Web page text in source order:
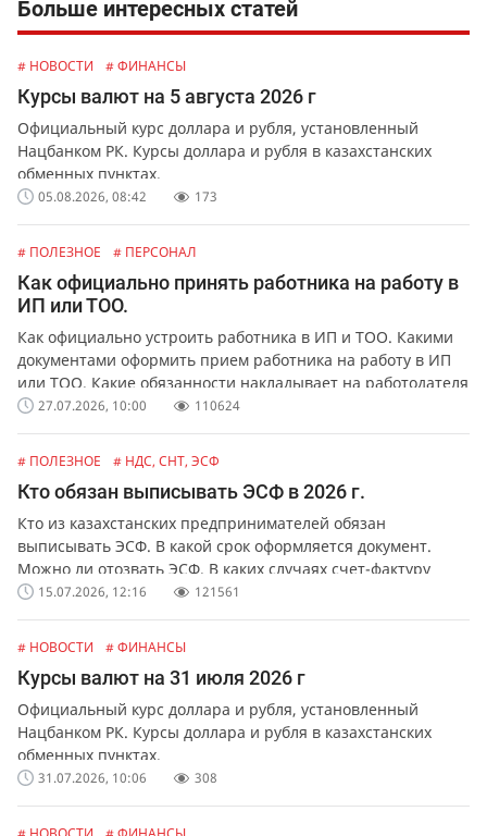
Больше интересных статей
# НОВОСТИ # ФИНАНСЫ
Курсы валют на 5 августа 2026 г
Официальный курс доллара и рубля, установленный
Нацбанком РК. Курсы доллара и рубля в казахстанских
обменных пунктах.
05.08.2026, 08:42 173
# ПОЛЕЗНОЕ # ПЕРСОНАЛ
Как официально принять работника на работу в
ИП или ТОО.
Как официально устроить работника в ИП и ТОО. Какими
документами оформить прием работника на работу в ИП
или ТОО. Какие обязанности накладывает на работодателя
официальное оформление работников.
27.07.2026, 10:00 110624
# ПОЛЕЗНОЕ # НДС, СНТ, ЭСФ
Кто обязан выписывать ЭСФ в 2026 г.
Кто из казахстанских предпринимателей обязан
выписывать ЭСФ. В какой срок оформляется документ.
Можно ли отозвать ЭСФ. В каких случаях счет-фактуру
можно выписать в бумажной форме.
15.07.2026, 12:16 121561
# НОВОСТИ # ФИНАНСЫ
Курсы валют на 31 июля 2026 г
Официальный курс доллара и рубля, установленный
Нацбанком РК. Курсы доллара и рубля в казахстанских
обменных пунктах.
31.07.2026, 10:06 308